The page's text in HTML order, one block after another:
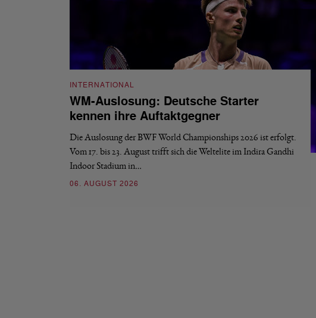
INTERNATIONAL
WM-Auslosung: Deutsche Starter
kennen ihre Auftaktgegner
Die Auslosung der BWF World Championships 2026 ist erfolgt.
Vom 17. bis 23. August trifft sich die Weltelite im Indira Gandhi
Indoor Stadium in…
06. AUGUST 2026